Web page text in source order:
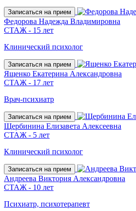
Записаться на прием
Федорова Надежда Владимировна
СТАЖ - 15 лет
Клинический психолог
Записаться на прием
Ященко Екатерина Александровна
СТАЖ - 17 лет
Врач-психиатр
Записаться на прием
Щербинина Елизавета Алексеевна
СТАЖ - 5 лет
Клинический психолог
Записаться на прием
Андреева Виктория Александровна
СТАЖ - 10 лет
Психиатр, психотерапевт